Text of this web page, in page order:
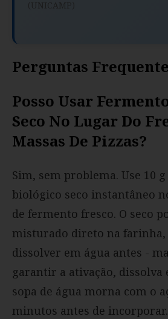
Perguntas
Posso Usar
Seco No Lugar Do
Massas De Pizzas?
Sim, sem problema. Use 10
biológico seco instantâneo
de fermento fresco. O seco
misturado direto na farinha,
dissolver em água antes -
garantir a ativação, dissolva
sopa de água morna com o
minutos antes de incorporar.